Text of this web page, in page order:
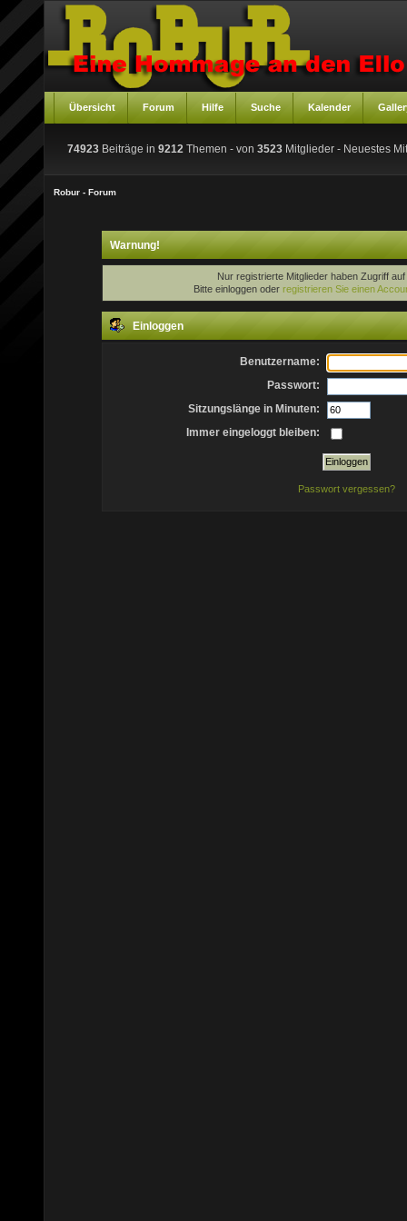
Übersicht Forum Hilfe Suche Kalender
74923 Beiträge in 9212 Themen - von 3523 Mitglieder - Neuestes
Robur - Forum
Warnung!
Nur registrierte Mitglieder haben Zugriff
Bitte einloggen oder registrieren Sie einen
Einloggen
Benutzername:
Passwort:
Sitzungslänge in Minuten:
Immer eingeloggt bleiben:
Passwort vergessen?